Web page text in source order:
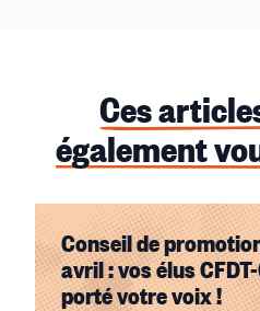
Ces
également
Conseil de
avril : vos élus
porté votre voix !